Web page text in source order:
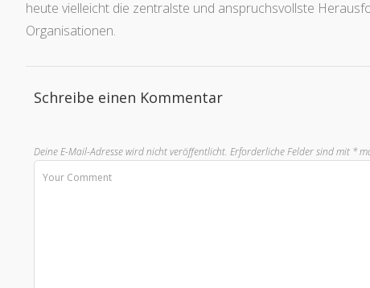
heute vielleicht die zentralste und anspruchsvollste
Organisationen.
Schreibe einen Kommentar
Deine E-Mail-Adresse wird nicht veröffentlicht. Erforderliche Felder sind mit *